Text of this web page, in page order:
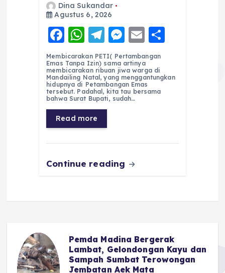
Dina Sukandar
Agustus 6, 2026
F
a
c
e
b
o
o
k
W
h
a
ts
A
p
p
T
el
e
g
r
a
m
M
e
ss
e
n
E
m
ai
l
re
Membicarakan PETI( Pertambangan
Emas Tanpa Izin) sama artinya
membicarakan ribuan jiwa warga di
Mandailing Natal, yang menggantungkan
hidupnya di Petambangan Emas
tersebut. Padahal, kita tau bersama
bahwa Surat Bupati, sudah…
Read more
Continue reading
Pemda Madina Bergerak
Lambat, Gelondongan Kayu dan
Sampah Sumbat Terowongan
Jembatan Aek Mata